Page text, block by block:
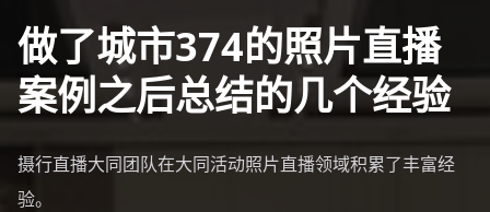
做了城市374的照片直播
案例之后总结的几个经验
摄行直播大同团队在大同活动照片直播领域积累了丰富经
验。